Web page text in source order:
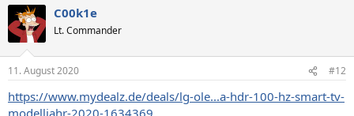
C00k1e
Lt. Commander
11. August 2020 #12
https://www.mydealz.de/deals/lg-ole...a-hdr-100-hz-smart-tv-
modelljahr-2020-1634369